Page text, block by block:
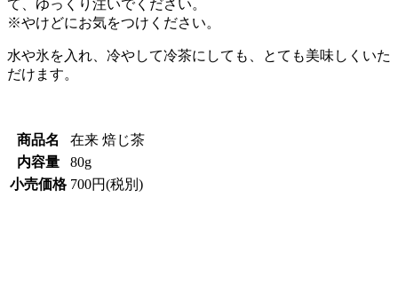
て、ゆっくり注いでください。
※やけどにお気をつけください。
水や氷を入れ、冷やして冷茶にしても、とても美味しくいた
だけます。
商品名
在来 焙じ茶
内容量
80g
小売価格 700円(税別)